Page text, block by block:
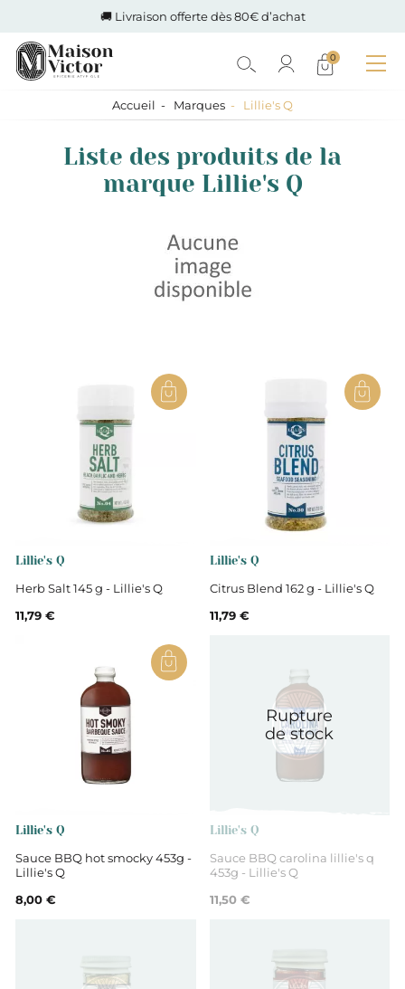
🚚 Livraison offerte dès 80€ d’achat
0
Accueil Marques Lillie's Q
Liste des produits de la
marque Lillie's Q
Lillie's Q
Herb Salt 145 g - Lillie's Q
11,79 €
Lillie's Q
Citrus Blend 162 g - Lillie's Q
11,79 €
Lillie's Q
Sauce BBQ hot smocky 453g -
Lillie's Q
8,00 €
Rupture
de stock
Lillie's Q
Sauce BBQ carolina lillie's q
453g - Lillie's Q
11,50 €